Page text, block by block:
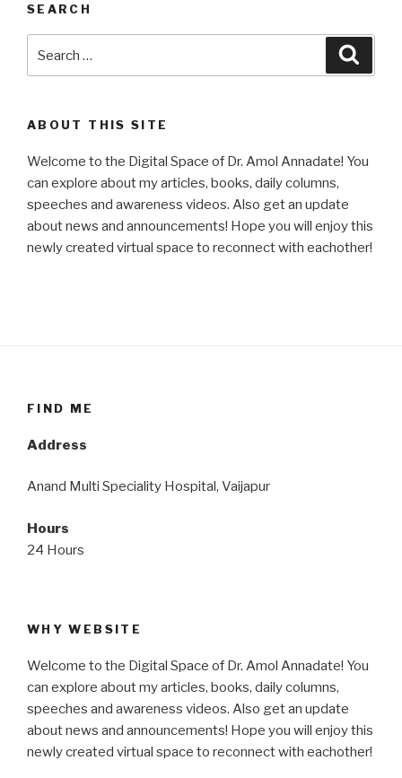
SEARCH
for:
ABOUT THIS SITE
Welcome to the Digital Space of Dr. Amol Annadate! You
can explore about my articles, books, daily columns,
speeches and awareness videos. Also get an update
about news and announcements! Hope you will enjoy this
newly created virtual space to reconnect with eachother!
FIND ME
Address
Anand Multi Speciality Hospital, Vaijapur
Hours
24 Hours
WHY WEBSITE
Welcome to the Digital Space of Dr. Amol Annadate! You
can explore about my articles, books, daily columns,
speeches and awareness videos. Also get an update
about news and announcements! Hope you will enjoy this
newly created virtual space to reconnect with eachother!